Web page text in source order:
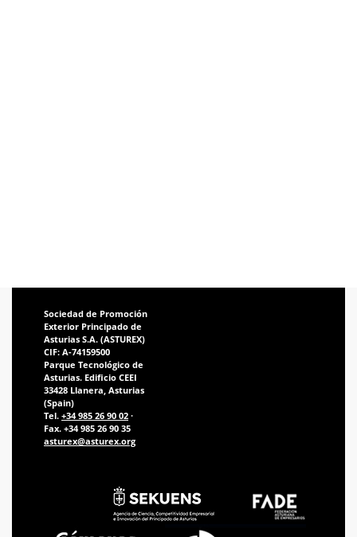
Sociedad de Promoción
Exterior Principado de
Asturias S.A. (ASTUREX)
CIF: A-74159500
Parque Tecnológico de
Asturias. Edificio CEEI
33428 Llanera, Asturias
(Spain)
Tel. +34 985 26 90 02 ·
Fax. +34 985 26 90 35
asturex@asturex.org